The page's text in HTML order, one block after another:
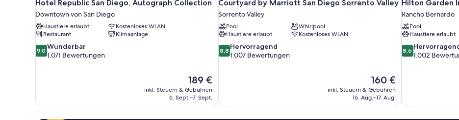
Hotel Republic San Diego, Autograph Collection
Downtown von San Diego
Haustiere erlaubt
Kostenloses WLAN
Restaurant
Klimaanlage
9.0
von
9,0 Wunderbar
1.071 Bewertungen
Der
Preis
beträgt
189 €
inkl. Steuern & Gebühren
6. Sept.–7. Sept.
Courtyard by Marriott San Diego Sorrento Valley
Sorrento Valley
Pool
Whirlpool
Haustiere erlaubt
Kostenloses WLAN
8.8
von
8,8 Hervorragend
1.007 Bewertungen
Der
Preis
beträgt
160 €
inkl. Steuern & Gebühren
16. Aug.–17. Aug.
Hilton Garden
Rancho Bernardo
Pool
Haustiere erlaubt
8.6
von
8,6
1.002